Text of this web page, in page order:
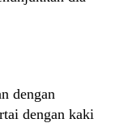
dengan
dengan kaki